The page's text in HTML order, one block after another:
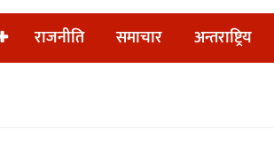
राजनीति समाचार अन्तराष्ट्रिय